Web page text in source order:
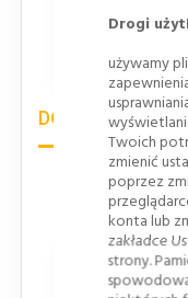
Drogi
używamy
Twoich
zmienić
poprzez
konta lub
zakładce
strony.
Odporność na
SP1, Stal,
DOBÓR
Skrócone zasady
od rodzaju drogi i
Grupa wielkości